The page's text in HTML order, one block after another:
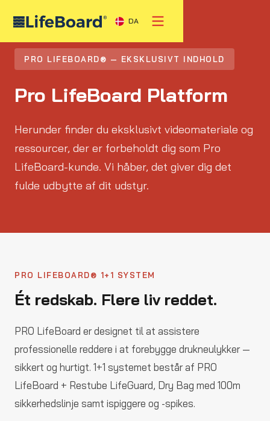
DA
PRO LIFEBOARD® — EKSKLUSIVT INDHOLD
Pro LifeBoard Platform
Herunder finder du eksklusivt videomateriale og
ressourcer, der er forbeholdt dig som Pro
LifeBoard-kunde. Vi håber, det giver dig det
fulde udbytte af dit udstyr.
PRO LIFEBOARD® 1+1 SYSTEM
Ét redskab. Flere liv reddet.
PRO LifeBoard er designet til at assistere
professionelle reddere i at forebygge drukneulykker —
sikkert og hurtigt. 1+1 systemet består af PRO
LifeBoard + Restube LifeGuard, Dry Bag med 100m
sikkerhedslinje samt ispiggere og -spikes.